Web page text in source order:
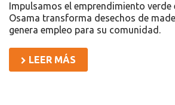
Impulsamos el emprendimiento verde
Osama transforma desechos de
genera empleo para su comunidad.
LEER MÁS